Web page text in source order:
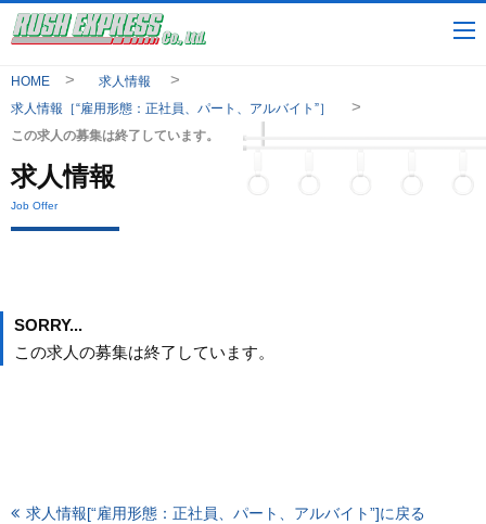
HOME
求人情報
求人情報［“雇用形態：正社員、パート、アルバイト”］
この求人の募集は終了しています。
求人情報
Job Offer
SORRY...
この求人の募集は終了しています。
求人情報[“雇用形態：正社員、パート、アルバイト”]に戻る